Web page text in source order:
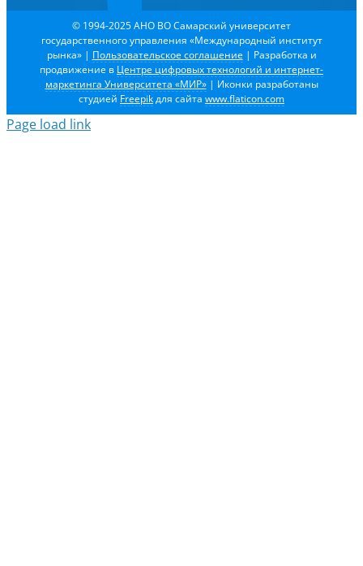
© 1994-2025 АНО ВО Самарский университет
государственного управления «Международный институт
рынка» | Пользовательское соглашение | Разработка и
продвижение в Центре цифровых технологий и интернет-
маркетинга Университета «МИР»| Иконки разработаны
студией Freepikдля сайта www.flaticon.com
Page load link